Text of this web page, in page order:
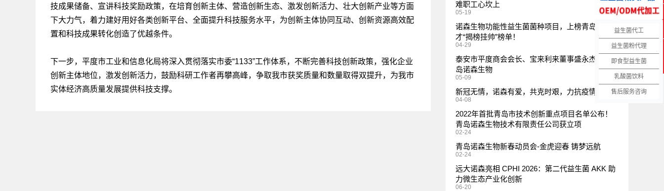
技成果储备、宣讲科技奖励政策，在培育创新主体、营造创新生态、激发创新活力、壮大创新产业等方面
下大力气，着力建好用好各类创新平台、全面提升科技服务水平，为创新主体协同互动、创新资源高效配
置和科技成果转化创造了优越条件。
下一步，平度市工业和信息化局将深入贯彻落实市委“1133”工作体系，不断完善科技创新政策，强化企业
创新主体地位，激发创新活力，鼓励科研工作者再攀高峰，争取我市获奖质量和数量取得双提升，为我市
实体经济高质量发展提供科技支撑。
难职工心坎上
05-19
诺森生物功能性益生菌菌种项目，上榜青岛首批人
才“揭榜挂帅”榜单！
04-29
泰安市平度商会会长、宝来利来董事盛永杰参观青
岛诺森生物
05-09
新冠无情，诺森有爱，共克时艰，力抗疫情
04-08
2022年首批青岛市技术创新重点项目名单公布！
青岛诺森生物技术有限责任公司获立项
02-24
青岛诺森生物新春动员会-金虎迎春 铸梦远航
02-24
远大诺森亮相 CPHI 2026：第二代益生菌 AKK 助
力微生态产业化创新
06-20
微信客服
网站导航
益生菌代工
益生菌粉代理
即食型益生菌
乳酸菌饮料
售后服务咨询